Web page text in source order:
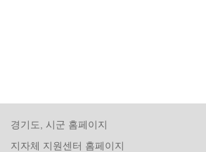
경기도, 시군 홈페이지
지자체 지원센터 홈페이지